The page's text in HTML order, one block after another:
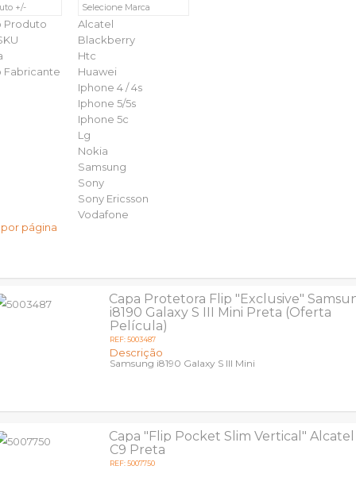
+/-
Produto
Fabricante
Selecione Marca
Alcatel
Blackberry
Htc
Huawei
Iphone 4 / 4s
Iphone 5/5s
Iphone 5c
Lg
Nokia
Samsung
Sony
Sony Ericsson
Vodafone
página
Capa Protetora Flip "Exclusive"
i8190 Galaxy S III Mini Preta (Oferta
Película)
REF: 5003487
Descrição
Samsung i8190 Galaxy S III Mini
Capa "Flip Pocket Slim Vertical"
C9 Preta
REF: 5007750